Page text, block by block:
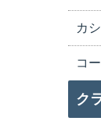
カ
コ
ク